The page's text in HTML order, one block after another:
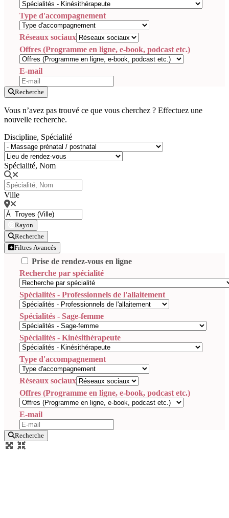
Type d'accompagnement
Réseaux sociaux
Offres (Programme en ligne, e-book, podcast etc.)
E-mail
Recherche
Vous n’avez pas trouvé ce que vous cherchez ? Effectuez une
nouvelle recherche.
Discipline, Spécialité
Spécialité, Nom
Ville
Rayon
Recherche
Filtres Avancés
Prise de rendez-vous en ligne
Recherche par spécialité
Spécialités - Professionnels de l'allaitement
Spécialités - Sage-femme
Spécialités - Kinésithérapeute
Type d'accompagnement
Réseaux sociaux
Offres (Programme en ligne, e-book, podcast etc.)
E-mail
Recherche